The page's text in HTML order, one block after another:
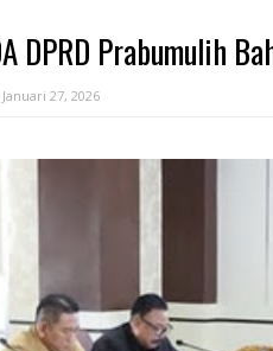
DPRD Prabumulih
Januari 27, 2026